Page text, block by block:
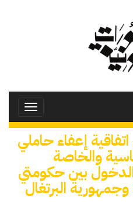
Toggle
إعفاء حاملي
والخاصة
بين حكومتي
البرتغال